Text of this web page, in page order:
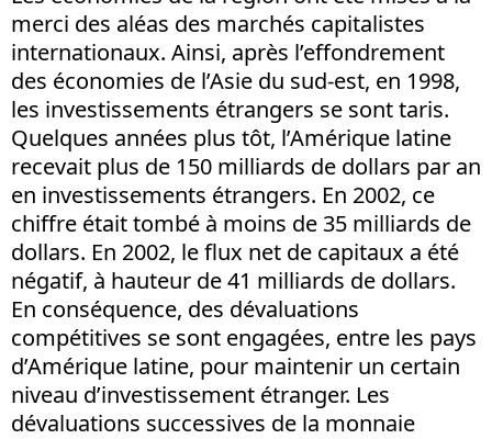
merci des aléas des marchés capitalistes
internationaux. Ainsi, après l’effondrement
des économies de l’Asie du sud-est, en 1998,
les investissements étrangers se sont taris.
Quelques années plus tôt, l’Amérique latine
recevait plus de 150 milliards de dollars par an
en investissements étrangers. En 2002, ce
chiffre était tombé à moins de 35 milliards de
dollars. En 2002, le flux net de capitaux a été
négatif, à hauteur de 41 milliards de dollars.
En conséquence, des dévaluations
compétitives se sont engagées, entre les pays
d’Amérique latine, pour maintenir un certain
niveau d’investissement étranger. Les
dévaluations successives de la monnaie